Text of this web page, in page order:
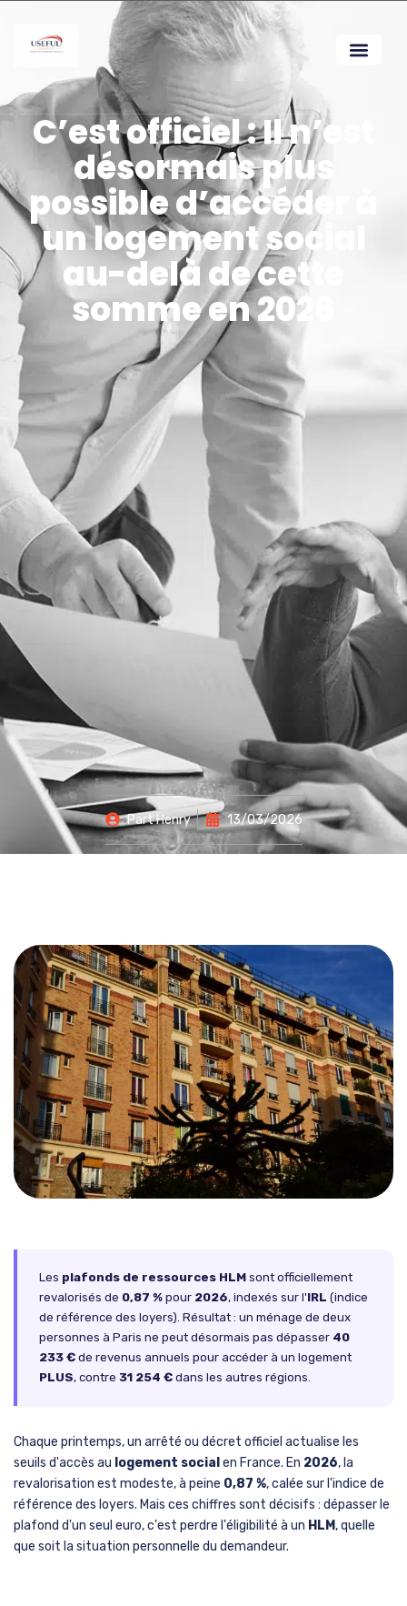
C’est officiel : Il n’est
désormais plus
possible d’accéder à
un logement social
au-delà de cette
somme en 2026
PartHenry 13/03/2026
Les plafonds de ressources HLM sont officiellement
revalorisés de 0,87 % pour 2026, indexés sur l'IRL (indice
de référence des loyers). Résultat : un ménage de deux
personnes à Paris ne peut désormais pas dépasser 40
233 € de revenus annuels pour accéder à un logement
PLUS, contre 31 254 € dans les autres régions.
Chaque printemps, un arrêté ou décret officiel actualise les
seuils d'accès au logement social en France. En 2026, la
revalorisation est modeste, à peine 0,87 %, calée sur l'indice de
référence des loyers. Mais ces chiffres sont décisifs : dépasser le
plafond d'un seul euro, c'est perdre l'éligibilité à un HLM, quelle
que soit la situation personnelle du demandeur.